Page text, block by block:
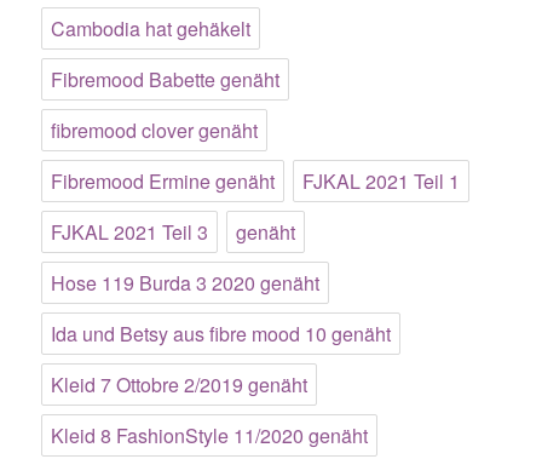
Cambodia hat gehäkelt
Fibremood Babette genäht
fibremood clover genäht
Fibremood Ermine genäht
FJKAL 2021 Teil 1
FJKAL 2021 Teil 3
genäht
Hose 119 Burda 3 2020 genäht
Ida und Betsy aus fibre mood 10 genäht
Kleid 7 Ottobre 2/2019 genäht
Kleid 8 FashionStyle 11/2020 genäht